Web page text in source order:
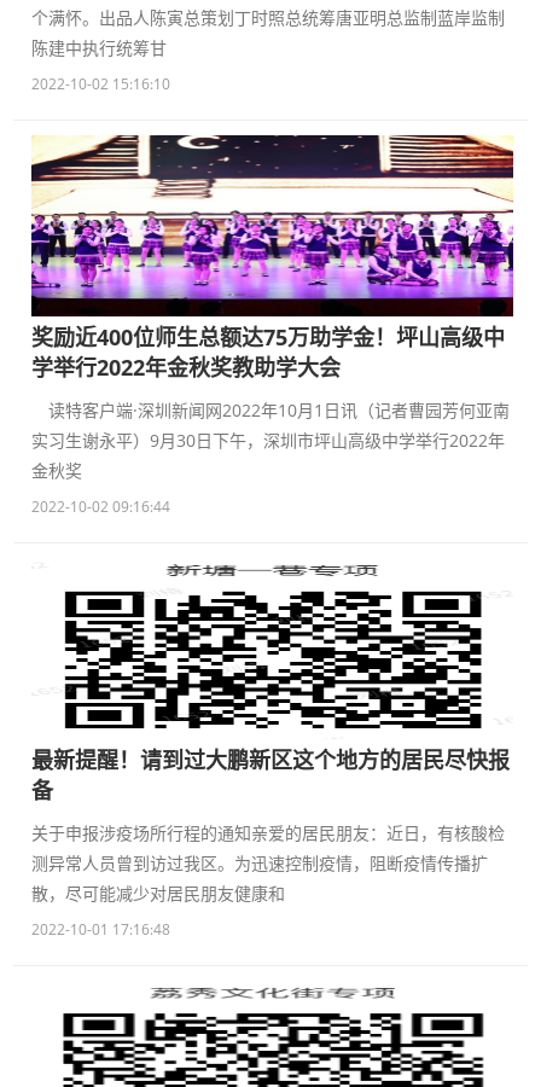
个满怀。出品人陈寅总策划丁时照总统筹唐亚明总监制蓝岸监制
陈建中执行统筹甘
2022-10-02 15:16:10
奖励近400位师生总额达75万助学金！坪山高级中
学举行2022年金秋奖教助学大会
读特客户端·深圳新闻网2022年10月1日讯（记者曹园芳何亚南
实习生谢永平）9月30日下午，深圳市坪山高级中学举行2022年
金秋奖
2022-10-02 09:16:44
最新提醒！请到过大鹏新区这个地方的居民尽快报
备
关于申报涉疫场所行程的通知亲爱的居民朋友：近日，有核酸检
测异常人员曾到访过我区。为迅速控制疫情，阻断疫情传播扩
散，尽可能减少对居民朋友健康和
2022-10-01 17:16:48